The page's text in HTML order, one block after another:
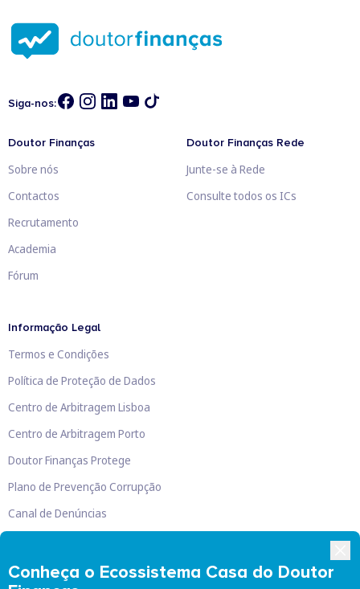
Conheça o Ecossistema Casa do Doutor
Siga-nos:
Doutor Finanças
Sobre nós
Contactos
Recrutamento
Academia
Fórum
Doutor Finanças Rede
Junte-se à Rede
Consulte todos os ICs
Informação Legal
Termos e Condições
Política de Proteção de Dados
Centro de Arbitragem Lisboa
Centro de Arbitragem Porto
Doutor Finanças Protege
Plano de Prevenção Corrupção
Canal de Denúncias